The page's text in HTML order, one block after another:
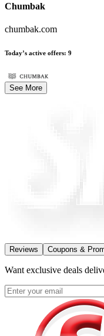
Chumbak
chumbak.com
Today’s active offers: 9
See More
Reviews Coupons &
Want exclusive deals